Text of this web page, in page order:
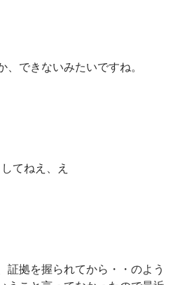
できないみたいですね。
てねえ、え
証拠を握られてから・・のよう